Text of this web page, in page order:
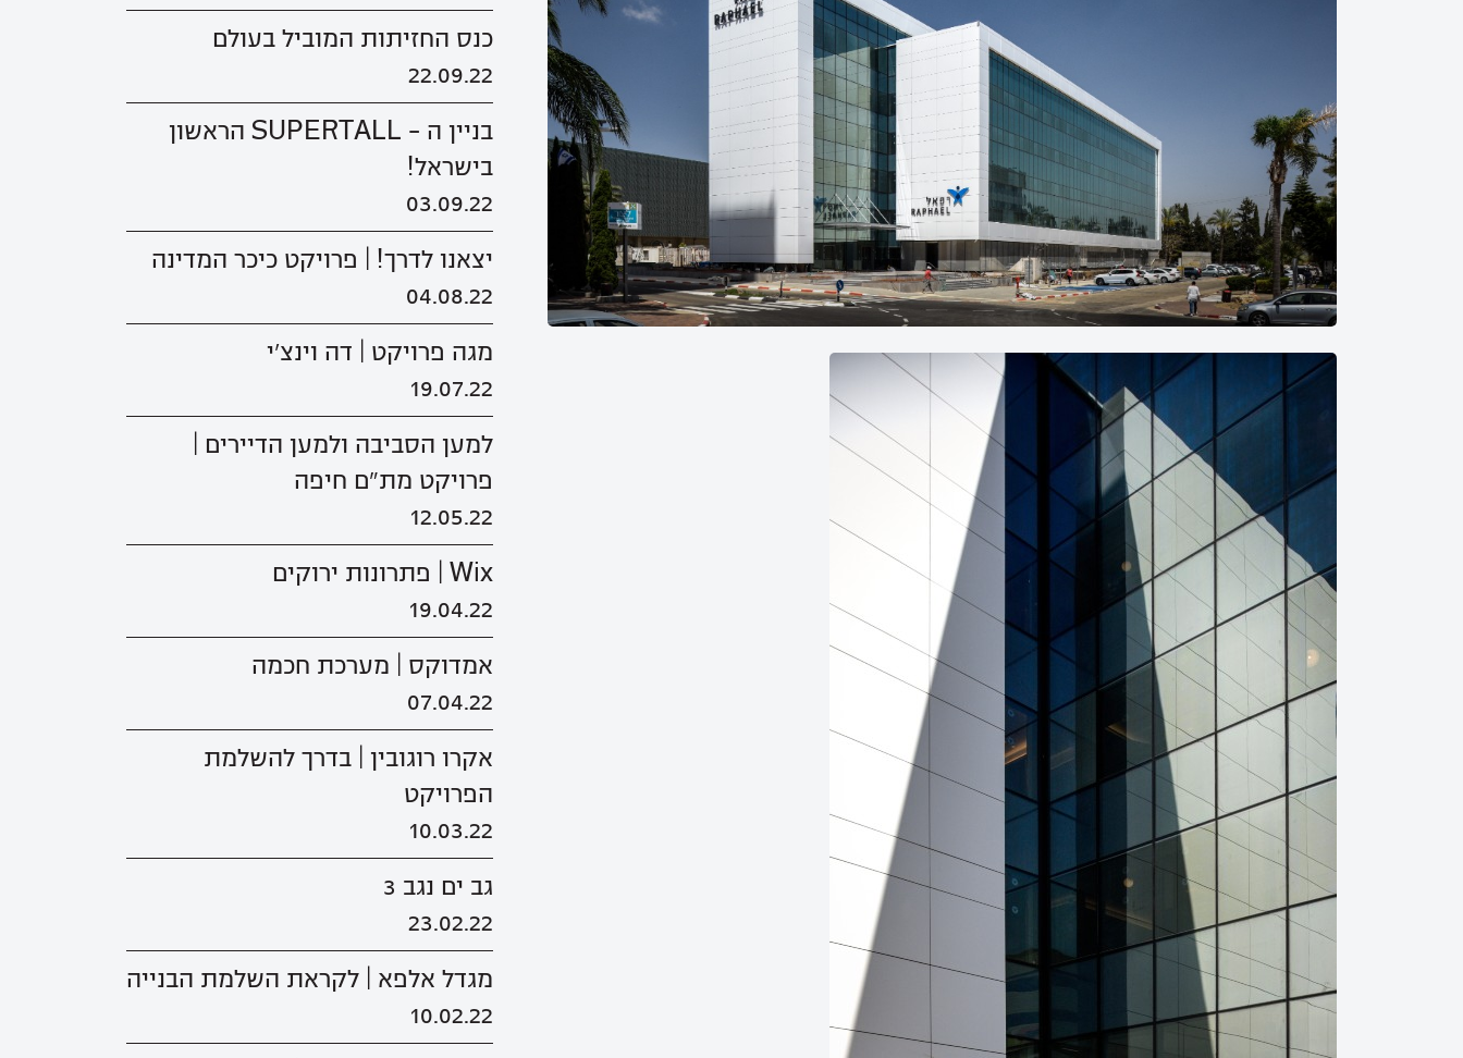
כנס החזיתות המוביל בעולם
22.09.22
בניין ה - SUPERTALL הראשון
בישראל!
03.09.22
יצאנו לדרך! | פרויקט כיכר המדינה
04.08.22
מגה פרויקט | דה וינצ'י
19.07.22
למען הסביבה ולמען הדיירים |
פרויקט מת"ם חיפה
12.05.22
Wix | פתרונות ירוקים
19.04.22
אמדוקס | מערכת חכמה
07.04.22
אקרו רוגובין | בדרך להשלמת
הפרויקט
10.03.22
גב ים נגב 3
23.02.22
מגדל אלפא | לקראת השלמת הבנייה
10.02.22